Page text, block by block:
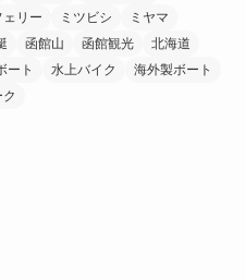
ェリー ミツビシ
ミヤマ
函館山 函館観光
北海道
ート 水上バイク
海外製ボート